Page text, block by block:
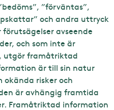
”förväntas”,
och andra uttryck
avseende
och som inte är
utgör framåtriktad
är till sin natur
okända risker och
är avhängig framtida
Framåtriktad information